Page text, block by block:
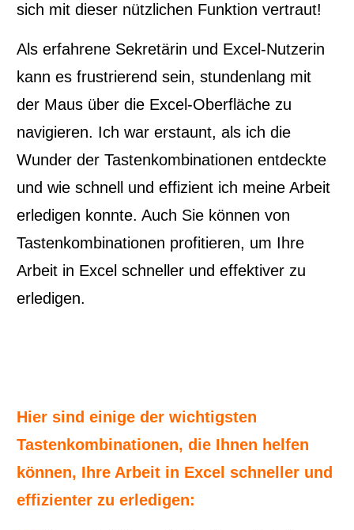
sich mit dieser nützlichen Funktion vertraut!
Als erfahrene Sekretärin und Excel-Nutzerin
kann es frustrierend sein, stundenlang mit
der Maus über die Excel-Oberfläche zu
navigieren. Ich war erstaunt, als ich die
Wunder der Tastenkombinationen entdeckte
und wie schnell und effizient ich meine Arbeit
erledigen konnte. Auch Sie können von
Tastenkombinationen profitieren, um Ihre
Arbeit in Excel schneller und effektiver zu
erledigen.
Hier sind einige der wichtigsten
Tastenkombinationen, die Ihnen helfen
können, Ihre Arbeit in Excel schneller und
effizienter zu erledigen: